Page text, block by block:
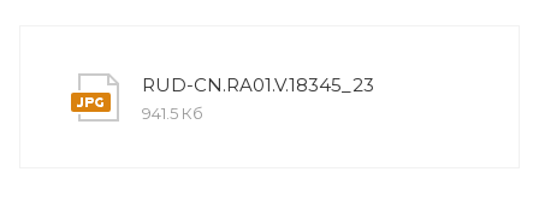
RUD-CN.RA01.V.18345_23
941.5 Кб